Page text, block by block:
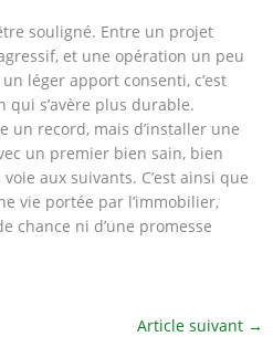
souligné. Entre un projet
et une opération un peu
léger apport consenti, c’est
qui s’avère plus durable.
un record, mais d’installer une
un premier bien sain, bien
aux suivants. C’est ainsi que
vie portée par l’immobilier,
chance ni d’une promesse
Article suivant →